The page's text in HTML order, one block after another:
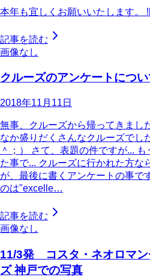
本年も宜しくお願いいたします。
記事を読む
画像なし
クルーズのアンケートについ
2018年11月11日
無事、クルーズから帰ってきまし
なか盛りだくさんなクルーズでし
＾；） さて、表題の件ですが...
た事で... クルーズに行かれた方な
が、最後に書くアンケートの事で
のは"excelle…
記事を読む
画像なし
11/3発 コスタ・ネオロマ
ズ 神戸での写真